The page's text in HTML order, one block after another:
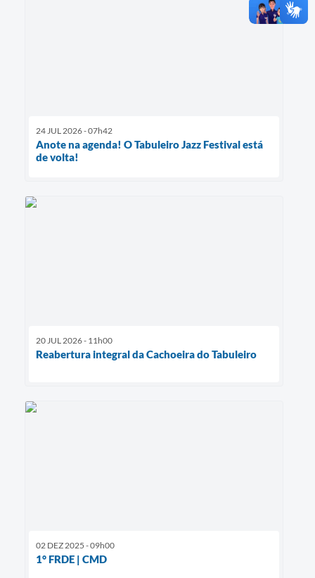
24 JUL 2026 - 07h42
Anote na agenda! O Tabuleiro Jazz Festival está
de volta!
20 JUL 2026 - 11h00
Reabertura integral da Cachoeira do Tabuleiro
02 DEZ 2025 - 09h00
1° FRDE | CMD